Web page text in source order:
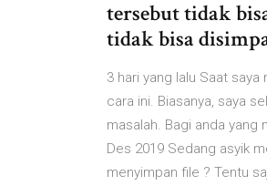
tersebut tidak
tidak bisa
3 hari yang lalu Saat
cara ini. Biasanya, saya
masalah. Bagi anda
Des 2019 Sedang asyik
menyimpan file ? Tentu